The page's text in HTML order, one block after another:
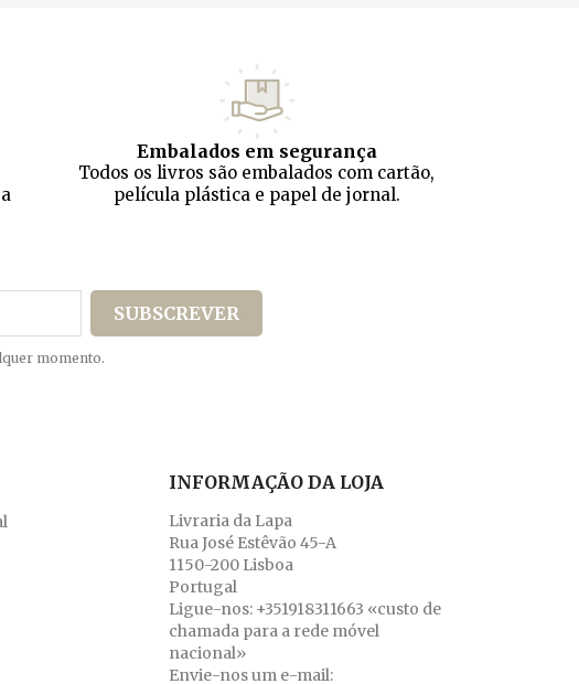
Embalados em segurança
Todos os livros são embalados com cartão,
película plástica e papel de jornal.
momento.
INFORMAÇÃO DA LOJA
Livraria da Lapa
Rua José Estêvão 45-A
1150-200 Lisboa
Portugal
Ligue-nos: +351918311663 «custo de
chamada para a rede móvel
nacional»
Envie-nos um e-mail: